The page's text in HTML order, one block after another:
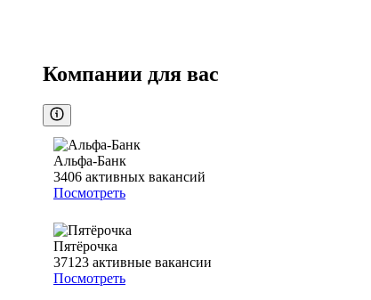
Компании для вас
Альфа-Банк
3406 активных вакансий
Посмотреть
Пятёрочка
37123 активные вакансии
Посмотреть